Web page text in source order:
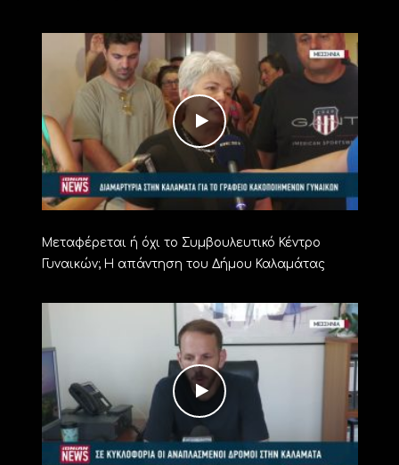
Μεταφέρεται ή όχι το Συμβουλευτικό Κέντρο
Γυναικών; Η απάντηση του Δήμου Καλαμάτας